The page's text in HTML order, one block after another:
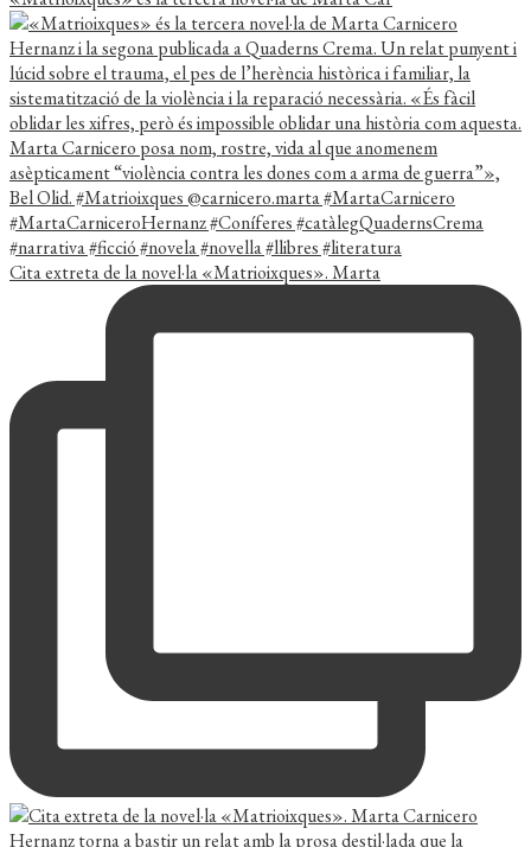
Cita extreta de la novel·la «Matrioixques». Marta